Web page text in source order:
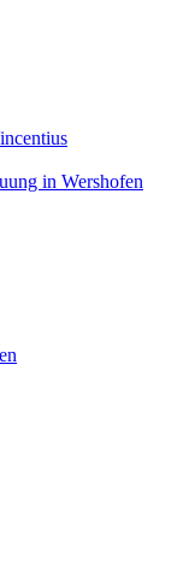
in Wershofen